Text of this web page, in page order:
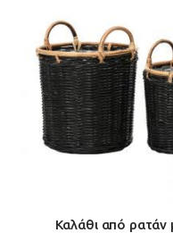
Καλάθι από ρατάν